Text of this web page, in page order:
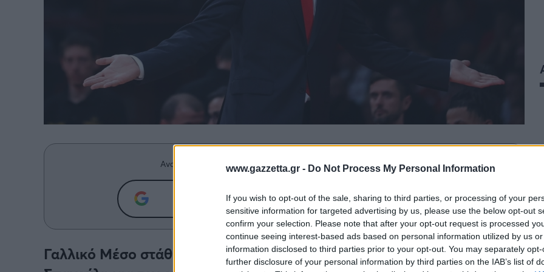
www.gazzetta.gr - Do Not Process My Personal Information
If you wish to opt-out of the sale, sharing to third parties, or processing of your
sensitive information for targeted advertising by us, please use the below opt-out
confirm your selection. Please note that after your opt-out request is processed
continue seeing interest-based ads based on personal information utilized by us
information disclosed to third parties prior to your opt-out. You may separately
further disclosure of your personal information by third parties on the IAB’s list of
Ανακαλύψτε περισσότερα άρθρα στα αποτελέσματα αναζήτησης.
Προσθήκη του gazzetta.gr στην Google
Γαλλικό Μέσο στάθηκε στην κατάσταση στη Μονακό και στον Βασίλη